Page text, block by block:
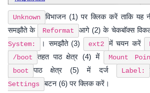
Unknown
विभाजन (1) पर क्लिक करें ताकि यह
समझौते के
Reformat आगे (2) के चेकबॉक्स
System:
। समझौते (3) ext2 में चयन करें
/boot तहत पाठ क्षेत्र (4) में Mount
boot पाठ क्षेत्र (5) में दर्ज Label:
Settings
बटन (6) पर क्लिक करें।